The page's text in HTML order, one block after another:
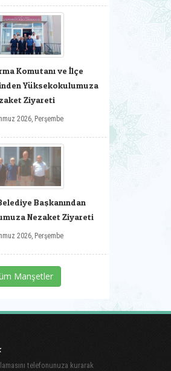
Komutanı ve İlçe
Yüksekokulumuza
Ziyareti
2026, Perşembe
Başkanından
Nezaket Ziyareti
2026, Perşembe
Manşetler
telefonunuza kurarak